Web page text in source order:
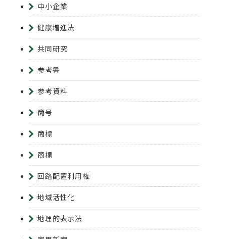
中小企業
健康増進法
共同研究
参考書
参考資料
商号
商標
商標
回路配置利用権
地域活性化
地理的表示法